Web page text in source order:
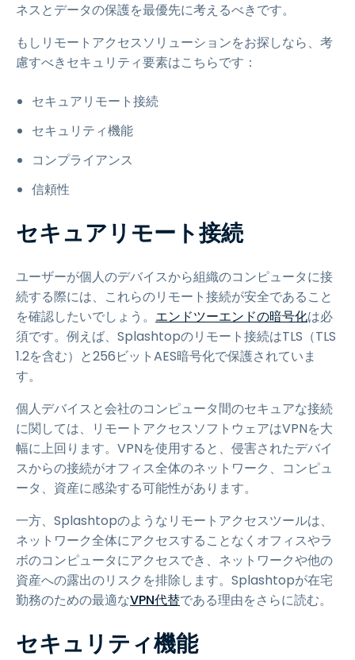
ネスとデータの保護を最優先に考えるべきです。
もしリモートアクセスソリューションをお探しなら、考
慮すべきセキュリティ要素はこちらです：
セキュアリモート接続
セキュリティ機能
コンプライアンス
信頼性
セキュアリモート接続
ユーザーが個人のデバイスから組織のコンピュータに接
続する際には、これらのリモート接続が安全であること
を確認したいでしょう。 エンドツーエンドの暗号化は必
須です。例えば、Splashtopのリモート接続はTLS（TLS
1.2を含む）と256ビットAES暗号化で保護されていま
す。
個人デバイスと会社のコンピュータ間のセキュアな接続
に関しては、リモートアクセスソフトウェアはVPNを大
幅に上回ります。VPNを使用すると、侵害されたデバイ
スからの接続がオフィス全体のネットワーク、コンピュ
ータ、資産に感染する可能性があります。
一方、Splashtopのようなリモートアクセスツールは、
ネットワーク全体にアクセスすることなくオフィスやラ
ボのコンピュータにアクセスでき、ネットワークや他の
資産への露出のリスクを排除します。Splashtopが在宅
勤務のための最適なVPN代替である理由をさらに読む。
セキュリティ機能